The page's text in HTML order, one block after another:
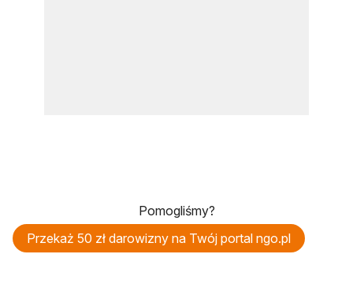
Pomogliśmy?
Przekaż 50 zł darowizny na Twój portal ngo.pl